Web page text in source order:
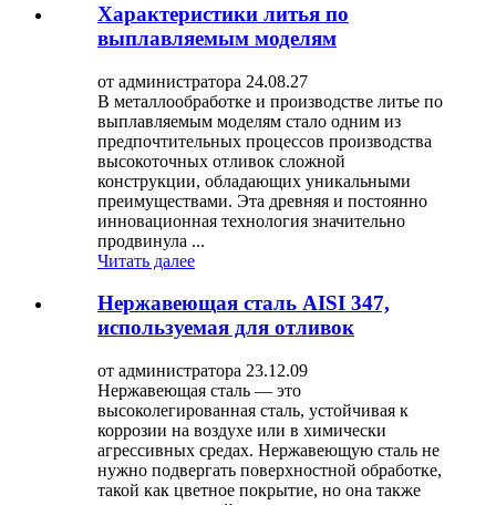
Характеристики литья по
выплавляемым моделям
от администратора 24.08.27
В металлообработке и производстве литье по
выплавляемым моделям стало одним из
предпочтительных процессов производства
высокоточных отливок сложной
конструкции, обладающих уникальными
преимуществами. Эта древняя и постоянно
инновационная технология значительно
продвинула ...
Читать далее
Нержавеющая сталь AISI 347,
используемая для отливок
от администратора 23.12.09
Нержавеющая сталь — это
высоколегированная сталь, устойчивая к
коррозии на воздухе или в химически
агрессивных средах. Нержавеющую сталь не
нужно подвергать поверхностной обработке,
такой как цветное покрытие, но она также